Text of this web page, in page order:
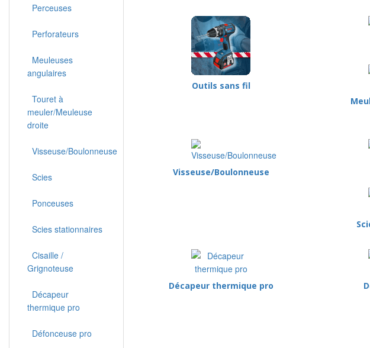
Outils sans fil
Visseuse/Boulonneuse
Décapeur thermique pro
Perceuses
Perforateurs
Meuleuses
angulaires
Touret à
meuler/Meuleuse
droite
Visseuse/Boulonneuse
Scies
Ponceuses
Scies stationnaires
Cisaille /
Grignoteuse
Décapeur
thermique pro
Défonceuse pro